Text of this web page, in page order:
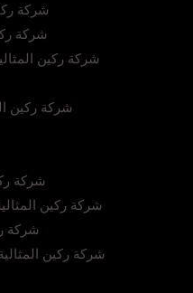
شركة
شركة
شركة ركين
شركة ركين
شركة
شركة ركين
شركة
شركة ركين